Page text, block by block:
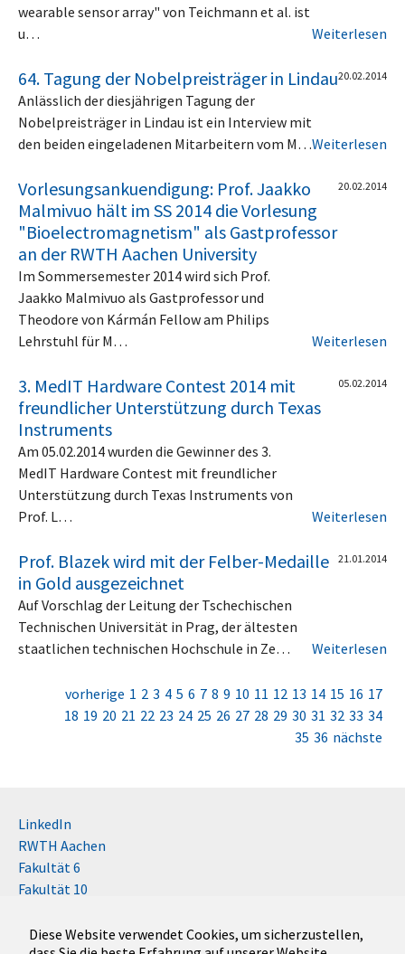
Diese Website verwendet Cookies, um sicherzustellen,
wearable sensor array" von Teichmann et al. ist
u…
Weiterlesen
64. Tagung der Nobelpreisträger in Lindau20.02.2014
Anlässlich der diesjährigen Tagung der
Nobelpreisträger in Lindau ist ein Interview mit
den beiden eingeladenen Mitarbeitern vom M…Weiterlesen
Vorlesungsankuendigung: Prof. Jaakko
Malmivuo hält im SS 2014 die Vorlesung
"Bioelectromagnetism" als Gastprofessor
an der RWTH Aachen University
20.02.2014
Im Sommersemester 2014 wird sich Prof.
Jaakko Malmivuo als Gastprofessor und
Theodore von Kármán Fellow am Philips
Lehrstuhl für M…
Weiterlesen
3. MedIT Hardware Contest 2014 mit
freundlicher Unterstützung durch Texas
Instruments
05.02.2014
Am 05.02.2014 wurden die Gewinner des 3.
MedIT Hardware Contest mit freundlicher
Unterstützung durch Texas Instruments von
Prof. L…
Weiterlesen
Prof. Blazek wird mit der Felber-Medaille
in Gold ausgezeichnet
21.01.2014
Auf Vorschlag der Leitung der Tschechischen
Technischen Universität in Prag, der ältesten
staatlichen technischen Hochschule in Ze…
Weiterlesen
vorherige 1 2 3 4 5 6 7 8 9 10 11 12 13 14 15 16 17
18 19 20 21 22 23 24 25 26 27 28 29 30 31 32 33 34
35 36 nächste
LinkedIn
RWTH Aachen
Fakultät 6
Fakultät 10
Kontakt